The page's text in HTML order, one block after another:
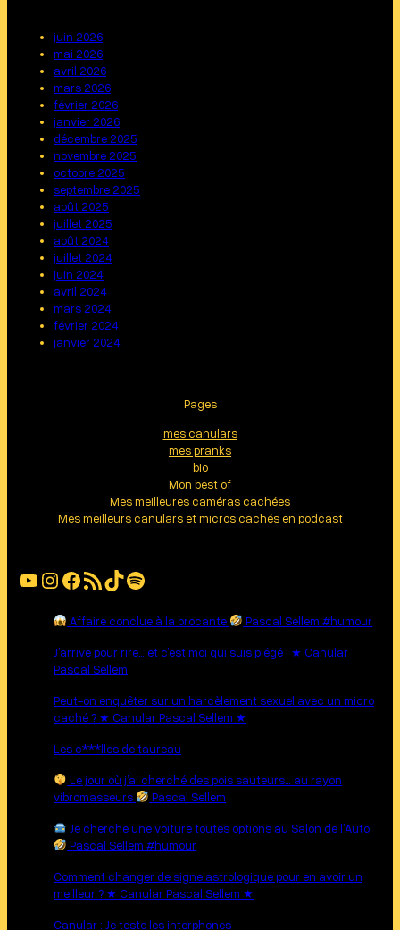
juin 2026
mai 2026
avril 2026
mars 2026
février 2026
janvier 2026
décembre 2025
novembre 2025
octobre 2025
septembre 2025
août 2025
juillet 2025
août 2024
juillet 2024
juin 2024
avril 2024
mars 2024
février 2024
janvier 2024
Pages
mes canulars
mes pranks
bio
Mon best of
Mes meilleures caméras cachées
Mes meilleurs canulars et micros cachés en podcast
YouTube Instagram Facebook Flux RSS TikTok Spotify
Affaire conclue à la brocante Pascal Sellem #humour
J’arrive pour rire… et c’est moi qui suis piégé ! ★ Canular
Pascal Sellem
Peut-on enquêter sur un harcèlement sexuel avec un micro
caché ? ★ Canular Pascal Sellem ★
Les c***lles de taureau
Le jour où j’ai cherché des pois sauteurs… au rayon
vibromasseurs
Pascal Sellem
Je cherche une voiture toutes options au Salon de l’Auto
Pascal Sellem #humour
Comment changer de signe astrologique pour en avoir un
meilleur ? ★ Canular Pascal Sellem ★
Canular : Je teste les interphones